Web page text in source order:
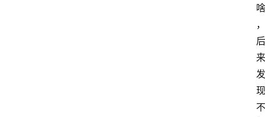
啥
，
后
来
发
现
不